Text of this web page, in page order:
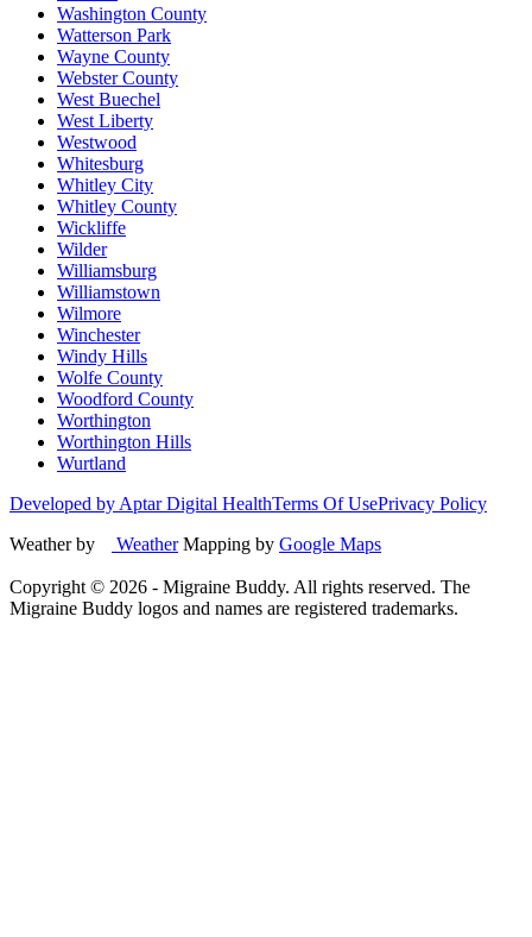
Washington County
Watterson Park
Wayne County
Webster County
West Buechel
West Liberty
Westwood
Whitesburg
Whitley City
Whitley County
Wickliffe
Wilder
Williamsburg
Williamstown
Wilmore
Winchester
Windy Hills
Wolfe County
Woodford County
Worthington
Worthington Hills
Wurtland
Developed by Aptar Digital HealthTerms Of UsePrivacy Policy
Weather by
WeatherMapping by Google Maps
Copyright © 2026 - Migraine Buddy. All rights reserved. The
Migraine Buddy logos and names are registered trademarks.